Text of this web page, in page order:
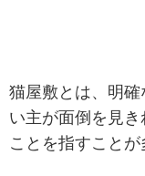
猫屋敷とは、明
い主が面倒を見
ことを指すことが